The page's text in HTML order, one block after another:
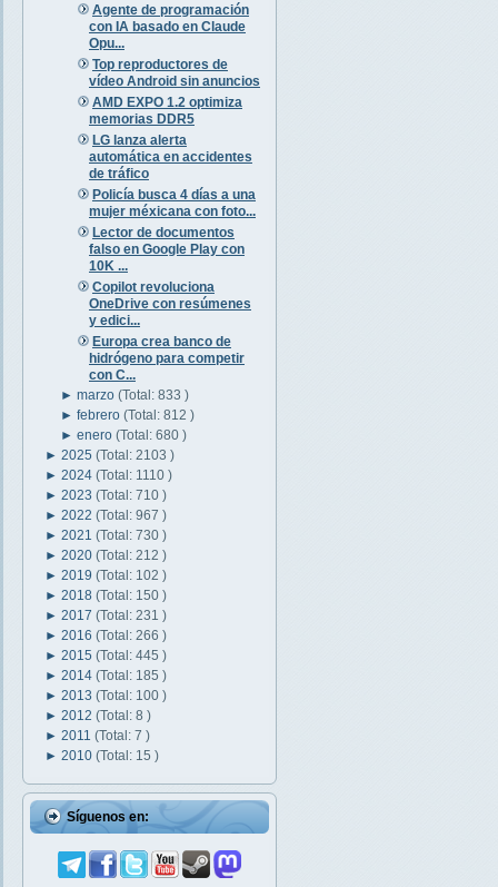
Agente de programación
con IA basado en Claude
Opu...
Top reproductores de
vídeo Android sin anuncios
AMD EXPO 1.2 optimiza
memorias DDR5
LG lanza alerta
automática en accidentes
de tráfico
Policía busca 4 días a una
mujer méxicana con foto...
Lector de documentos
falso en Google Play con
10K ...
Copilot revoluciona
OneDrive con resúmenes
y edici...
Europa crea banco de
hidrógeno para competir
con C...
►marzo(Total: 833 )
►febrero(Total: 812 )
►enero(Total: 680 )
► 2025 (Total: 2103 )
► 2024 (Total: 1110 )
► 2023 (Total: 710 )
► 2022 (Total: 967 )
► 2021 (Total: 730 )
► 2020 (Total: 212 )
► 2019 (Total: 102 )
► 2018 (Total: 150 )
► 2017 (Total: 231 )
► 2016 (Total: 266 )
► 2015 (Total: 445 )
► 2014 (Total: 185 )
► 2013 (Total: 100 )
► 2012 (Total: 8 )
► 2011 (Total: 7 )
► 2010 (Total: 15 )
Síguenos en: